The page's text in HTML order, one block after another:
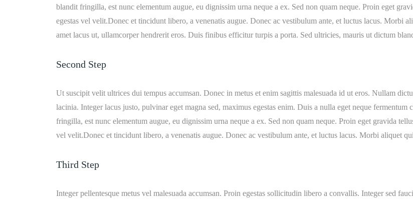
blandit fringilla, est nunc elementum augue, eu dignissim urna neque a ex. Sed non quam neque. Proin eget
egestas vel velit.Donec et tincidunt libero, a venenatis augue. Donec ac vestibulum ante, et luctus lacus. Morbi
amet lacus ut, ullamcorper hendrerit eros. Duis finibus efficitur turpis a porta. Sed ultricies, mauris ut dictum
Second Step
Ut suscipit velit ultrices dui tempus accumsan. Donec in metus et enim sagittis malesuada id ut eros. Nullam
lacinia. Integer lacus justo, pulvinar eget magna sed, maximus egestas enim. Duis a nulla eget neque
fringilla, est nunc elementum augue, eu dignissim urna neque a ex. Sed non quam neque. Proin eget gravida
vel velit.Donec et tincidunt libero, a venenatis augue. Donec ac vestibulum ante, et luctus lacus. Morbi aliquet
Third Step
Integer pellentesque metus vel malesuada accumsan. Proin egestas sollicitudin libero a convallis. Integer sed